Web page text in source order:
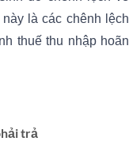
là các chênh lệch
thuế thu nhập hoãn
trả